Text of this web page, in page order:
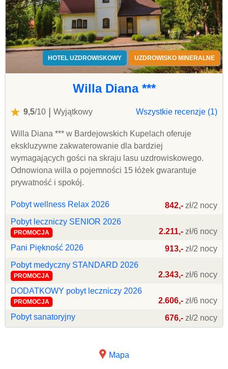
HOTEL UZDROWISKOWY UZDROWISKO MINERALNE
Willa Diana ***
9,5/10 Wyjątkowy Wszystkie recenzje (1)
Willa Diana *** w Bardejowskich Kupelach oferuje
ekskluzywne zakwaterowanie dla bardziej
wymagających gości na skraju lasu uzdrowiskowego.
Odnowiona willa o pojemności 15 łóżek gwarantuje
prywatność i spokój.
Pobyt wellness Relax 2026 842,- zł/2 nocy
Pobyt leczniczy SENIOR 2026
PROMOCJA 2.211,- zł/6 nocy
Pani Piękność 2026
913,- zł/2 nocy
Pobyt medyczny STANDARD 2026
PROMOCJA 2.343,- zł/6 nocy
DODATKOWY pobyt leczniczy 2026
PROMOCJA 2.606,- zł/6 nocy
Pobyt sanatoryjny
676,- zł/2 nocy
Mapa